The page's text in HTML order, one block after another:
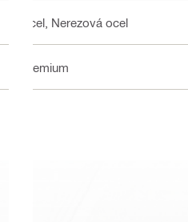
Ocel, Nerezová ocel
Premium